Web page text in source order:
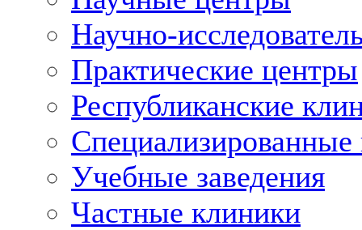
Научно-
Практические центры
Республиканские
Учебные заведения
Частные клиники